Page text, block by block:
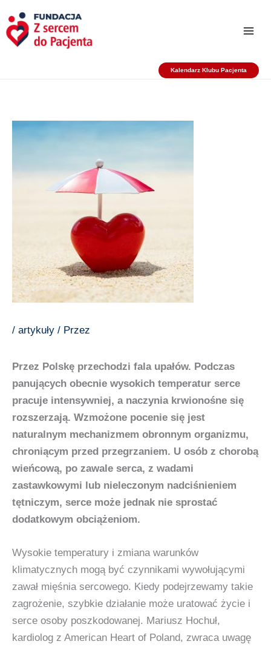
do
treści
Kalendarz Klubu Pacjenta
/ artykuły / Przez
Przez Polskę przechodzi fala upałów. Podczas
panujących obecnie wysokich temperatur serce
pracuje intensywniej, a naczynia krwionośne się
rozszerzają. Wzmożone pocenie się jest
naturalnym mechanizmem obronnym organizmu,
chroniącym przed przegrzaniem. U osób z chorobą
wieńcową, po zawale serca, z wadami
zastawkowymi lub nieleczonym nadciśnieniem
tętniczym, serce może jednak nie sprostać
dodatkowym obciążeniom.
Wysokie temperatury i zmiana warunków
klimatycznych mogą być czynnikami wywołującymi
zawał mięśnia sercowego. Kiedy podejrzewamy takie
zagrożenie, szybkie działanie może uratować życie i
serce osoby poszkodowanej. Mariusz Hochuł,
kardiolog z American Heart of Poland, zwraca uwagę